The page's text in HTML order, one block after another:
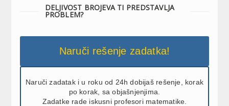
DELJIVOST BROJEVA TI PREDSTAVLJA
PROBLEM?
Naruči rešenje zadatka!
Naruči zadatak i u roku od 24h dobijaš rešenje, korak
po korak, sa objašnjenjima.
Zadatke rade iskusni profesori matematike.